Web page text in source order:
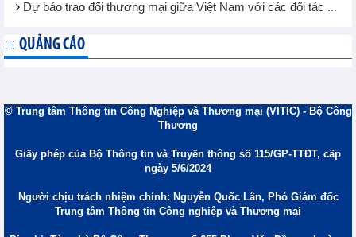
Dự báo trao đổi thương mại giữa Việt Nam với các đối tác ...
QUẢNG CÁO
© Trung tâm Thông tin Công Nghiệp và Thương mại (VITIC) - Bộ Công
Thương
Giấy phép của Bộ Thông tin và Truyền thông số 115/GP-TTĐT, cấp
ngày 5/6/2024
Người chịu trách nhiệm chính: Nguyễn Quốc Lân, Phó Giám đốc
Trung tâm Thông tin Công nghiệp và Thương mại